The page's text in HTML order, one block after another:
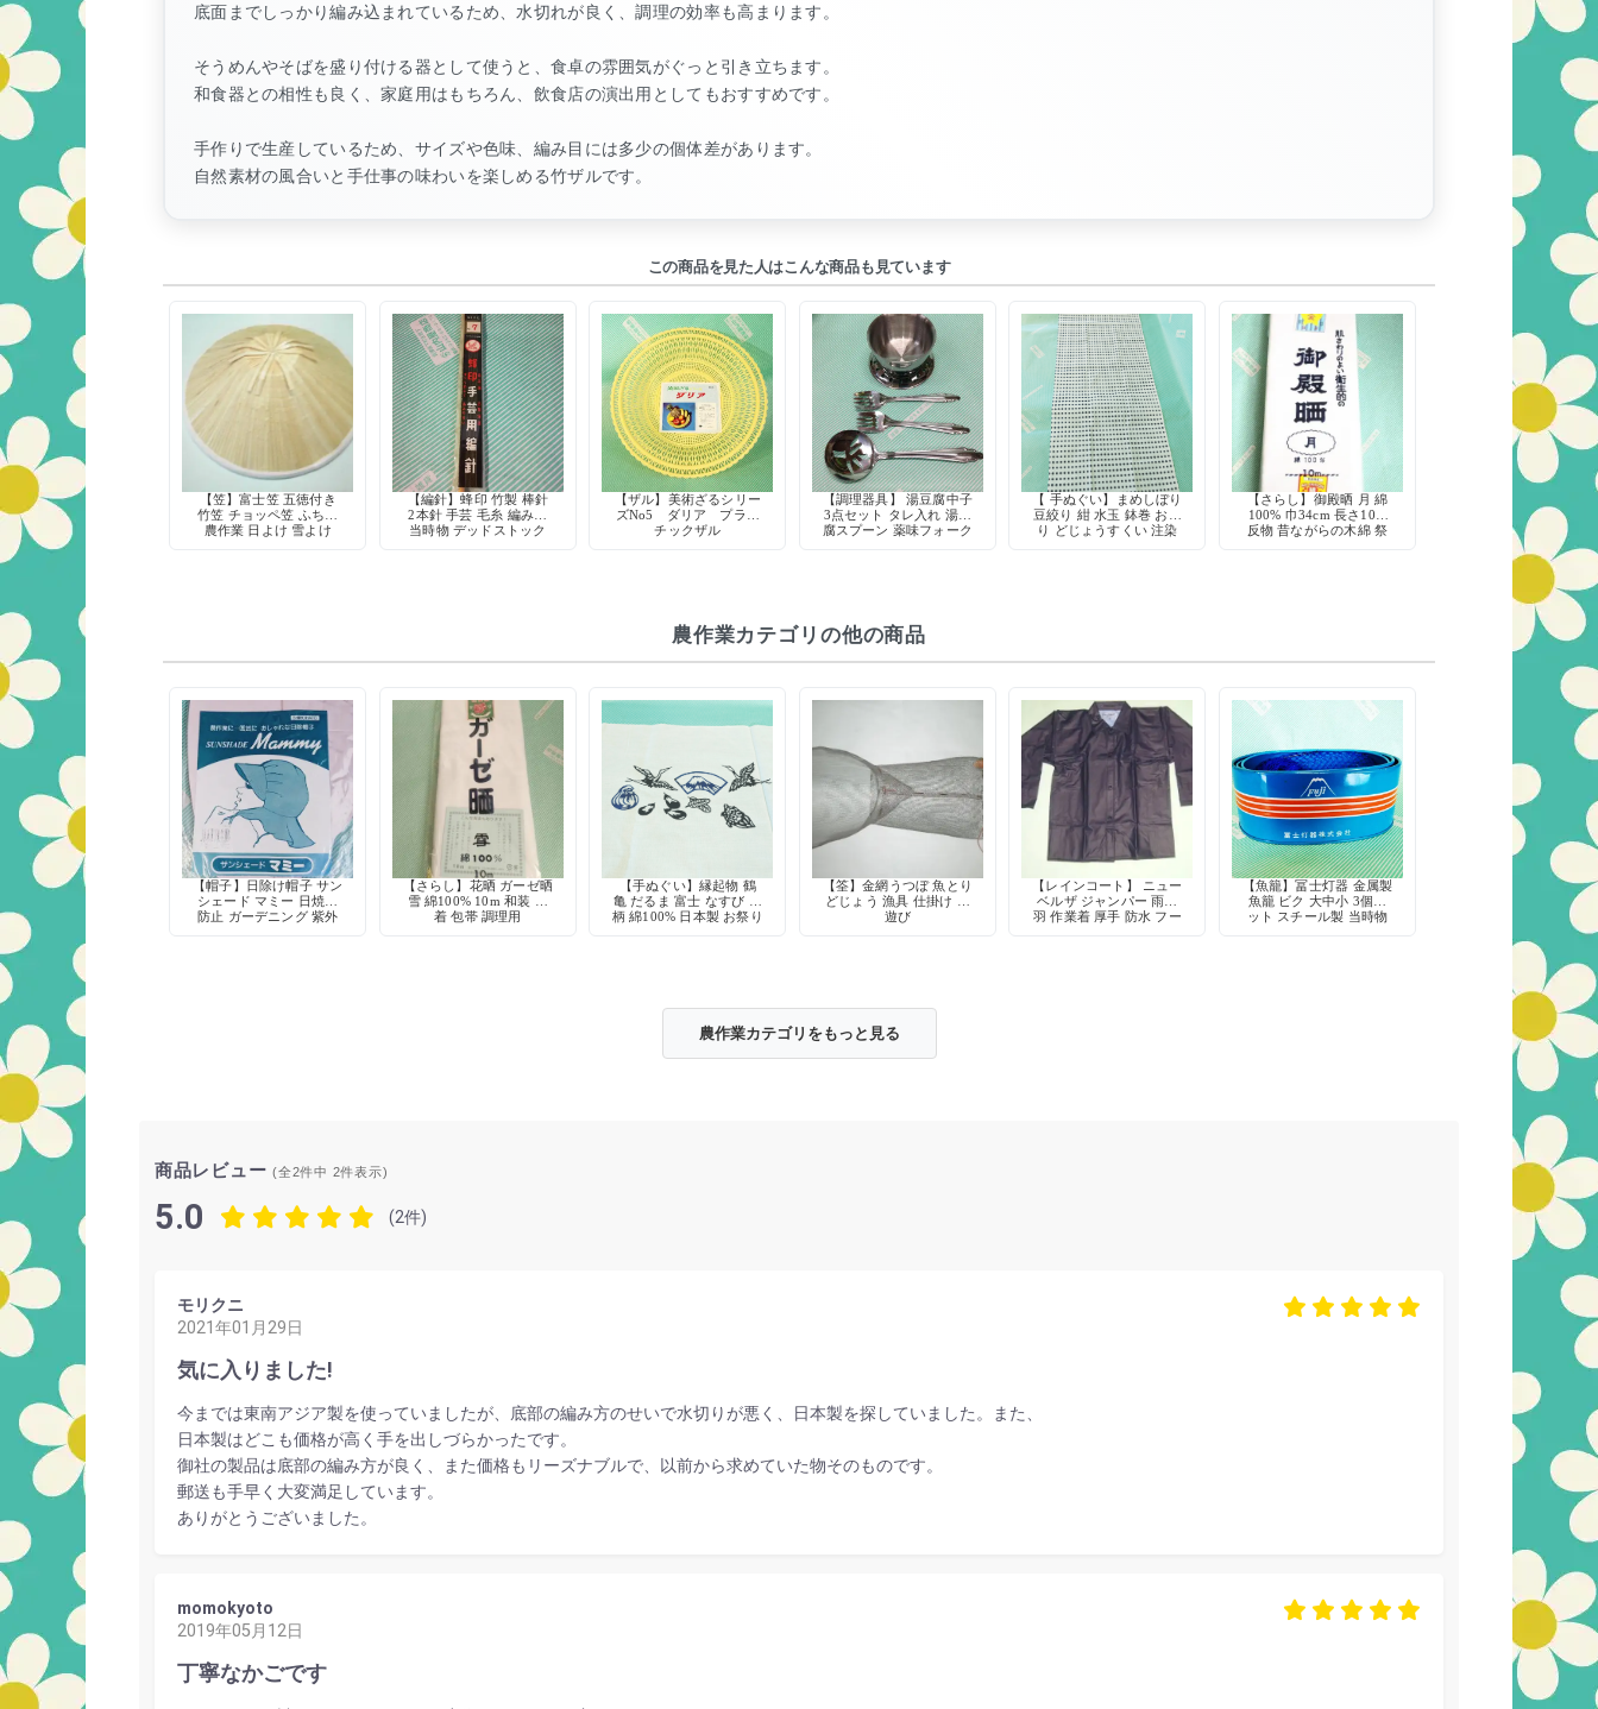
底面までしっかり編み込まれているため、水切れが良く、調理の効率も高まります。
そうめんやそばを盛り付ける器として使うと、食卓の雰囲気がぐっと引き立ちます。
和食器との相性も良く、家庭用はもちろん、飲食店の演出用としてもおすすめです。
手作りで生産しているため、サイズや色味、編み目には多少の個体差があります。
自然素材の風合いと手仕事の味わいを楽しめる竹ザルです。
この商品を見た人はこんな商品も見ています
【笠】富士笠 五徳付き
竹笠 チョッペ笠 ふち白
農作業 日よけ 雪よけ
【編針】蜂印 竹製 棒針
2本針 手芸 毛糸 編み物
当時物 デッドストック
【ザル】美術ざるシリー
ズNo5 ダリア プラス
チックザル
【調理器具】 湯豆腐中子
3点セット タレ入れ 湯豆
腐スプーン 薬味フォーク
【 手ぬぐい】まめしぼり
豆絞り 紺 水玉 鉢巻 お祭
り どじょうすくい 注染
【さらし】御殿晒 月 綿
100% 巾34cm 長さ10m
反物 昔ながらの木綿 祭
農作業カテゴリの他の商品
【帽子】日除け帽子 サン
シェード マミー 日焼け
防止 ガーデニング 紫外
【さらし】花晒 ガーゼ晒
雪 綿100% 10m 和装 肌
着 包帯 調理用
【手ぬぐい】縁起物 鶴
亀 だるま 富士 なすび 和
柄 綿100% 日本製 お祭り
【筌】金網うつぼ 魚とり
どじょう 漁具 仕掛け 川
遊び
【レインコート】 ニュー
ベルザ ジャンパー 雨合
羽 作業着 厚手 防水 フー
【魚籠】冨士灯器 金属製
魚籠 ビク 大中小 3個セ
ット スチール製 当時物
農作業カテゴリをもっと見る
商品レビュー(全2件中 2件表示)
5.0 (2件)
モリクニ
2021年01月29日
気に入りました!
今までは東南アジア製を使っていましたが、底部の編み方のせいで水切りが悪く、日本製を探していました。また、
日本製はどこも価格が高く手を出しづらかったです。
御社の製品は底部の編み方が良く、また価格もリーズナブルで、以前から求めていた物そのものです。
郵送も手早く大変満足しています。
ありがとうございました。
momokyoto
2019年05月12日
丁寧なかごです